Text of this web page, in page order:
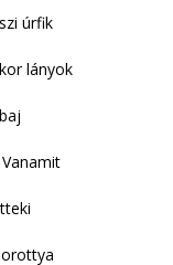
úrfik
lányok